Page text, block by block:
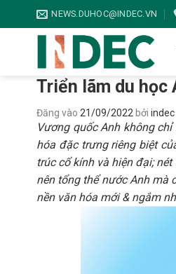
qua
NEWS.DUHOC@INDEC.VN
Triển lãm du học
Đăng vào 21/09/2022 bởi indec
Vương quốc Anh không
hóa đặc trưng riêng biệt
trúc cổ kính và hiện đại;
nên tổng thể nước Anh mà
nền văn hóa mới & ngắm